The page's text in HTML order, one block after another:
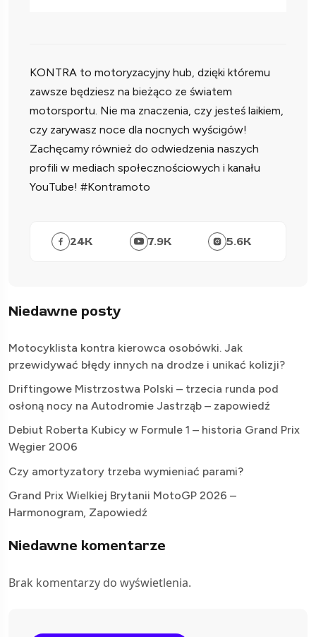
KONTRA to motoryzacyjny hub, dzięki któremu
zawsze będziesz na bieżąco ze światem
motorsportu. Nie ma znaczenia, czy jesteś laikiem,
czy zarywasz noce dla nocnych wyścigów!
Zachęcamy również do odwiedzenia naszych
profili w mediach społecznościowych i kanału
YouTube! #Kontramoto
24K 7.9K 5.6K
Niedawne posty
Motocyklista kontra kierowca osobówki. Jak
przewidywać błędy innych na drodze i unikać kolizji?
Driftingowe Mistrzostwa Polski – trzecia runda pod
osłoną nocy na Autodromie Jastrząb – zapowiedź
Debiut Roberta Kubicy w Formule 1 – historia Grand Prix
Węgier 2006
Czy amortyzatory trzeba wymieniać parami?
Grand Prix Wielkiej Brytanii MotoGP 2026 –
Harmonogram, Zapowiedź
Niedawne komentarze
Brak komentarzy do wyświetlenia.